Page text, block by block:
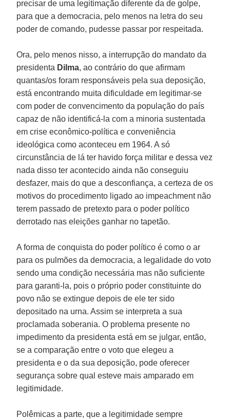
precisar de uma legitimação diferente da de golpe,
para que a democracia, pelo menos na letra do seu
poder de comando, pudesse passar por respeitada.
Ora, pelo menos nisso, a interrupção do mandato da
presidenta Dilma, ao contrário do que afirmam
quantas/os foram responsáveis pela sua deposição,
está encontrando muita dificuldade em legitimar-se
com poder de convencimento da população do país
capaz de não identificá-la com a minoria sustentada
em crise econômico-política e conveniência
ideológica como aconteceu em 1964. A só
circunstância de lá ter havido força militar e dessa vez
nada disso ter acontecido ainda não conseguiu
desfazer, mais do que a desconfiança, a certeza de os
motivos do procedimento ligado ao impeachment não
terem passado de pretexto para o poder político
derrotado nas eleições ganhar no tapetão.
A forma de conquista do poder político é como o ar
para os pulmões da democracia, a legalidade do voto
sendo uma condição necessária mas não suficiente
para garanti-la, pois o próprio poder constituinte do
povo não se extingue depois de ele ter sido
depositado na urna. Assim se interpreta a sua
proclamada soberania. O problema presente no
impedimento da presidenta está em se julgar, então,
se a comparação entre o voto que elegeu a
presidenta e o da sua deposição, pode oferecer
segurança sobre qual esteve mais amparado em
legitimidade.
Polêmicas a parte, que a legitimidade sempre